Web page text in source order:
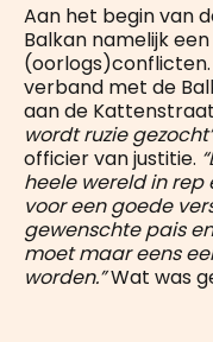
Aan het begin van
Balkan namelijk
verband met de
aan de
wordt ruzie
officier van justitie.
heele wereld in
voor een goede
gewenschte pais
moet maar eens
worden.”Wat was